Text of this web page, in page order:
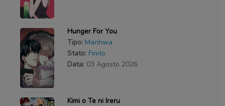
Hunger For You
Tipo: Manhwa
Stato: Finito
Data: 03 Agosto 2026
Kimi o Te ni Ireru